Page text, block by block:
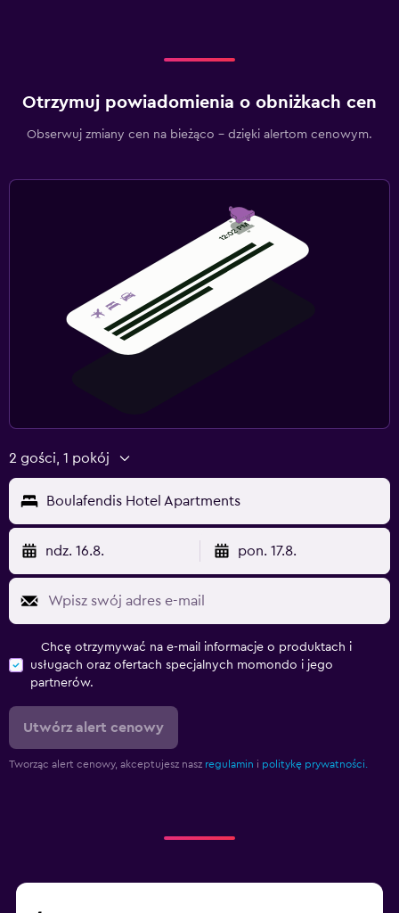
Otrzymuj powiadomienia o obniżkach cen
Obserwuj zmiany cen na bieżąco – dzięki alertom cenowym.
2 gości, 1 pokój
Boulafendis Hotel Apartments
ndz. 16.8. pon. 17.8.
Chcę otrzymywać na e-mail informacje o produktach i
usługach oraz ofertach specjalnych momondo i jego
partnerów.
Utwórz alert cenowy
Tworząc alert cenowy, akceptujesz nasz regulamin i politykę prywatności.